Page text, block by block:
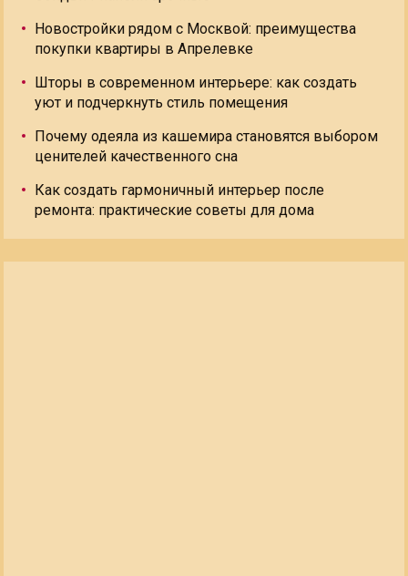
Новостройки рядом с Москвой: преимущества
покупки квартиры в Апрелевке
Шторы в современном интерьере: как создать
уют и подчеркнуть стиль помещения
Почему одеяла из кашемира становятся выбором
ценителей качественного сна
Как создать гармоничный интерьер после
ремонта: практические советы для дома